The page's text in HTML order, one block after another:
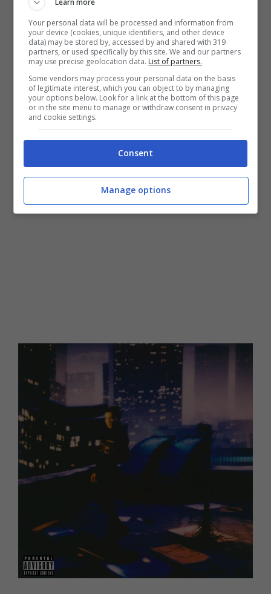
Learn more
Your personal data will be processed and information from
your device (cookies, unique identifiers, and other device
data) may be stored by, accessed by and shared with 319
partners, or used specifically by this site. We and our partners
may use precise geolocation data. List of partners.
Some vendors may process your personal data on the basis
of legitimate interest, which you can object to by managing
your options below. Look for a link at the bottom of this page
or in the site menu to manage or withdraw consent in privacy
and cookie settings.
Consent
Manage options